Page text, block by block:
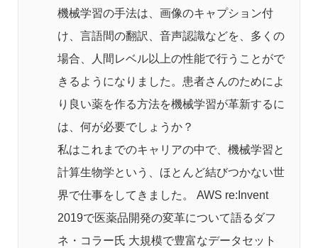
機械学習の手法は、画像のキャプション付
け、言語間の翻訳、音声認識などを、多くの
場合、人間レベル以上の性能で行うことがで
きるようになりました。患者さんのためによ
り良い薬を作る方法を機械学習が革新するに
は、何が必要でしょうか？
私はこれまでのキャリアの中で、機械学習と
計算生物学という、ほとんど結びつかない世
界で仕事をしてきました。 AWS re:Invent
2019で医薬品開発の変革について語るダフ
ネ・コラー氏 大規模で豊富なデータセット